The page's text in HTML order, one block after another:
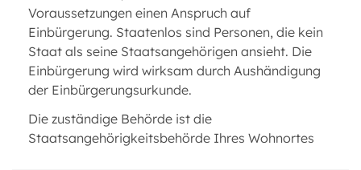
Voraussetzungen einen Anspruch auf
Einbürgerung. Staatenlos sind Personen, die kein
Staat als seine Staatsangehörigen ansieht. Die
Einbürgerung wird wirksam durch Aushändigung
der Einbürgerungsurkunde.
Die zuständige Behörde ist die
Staatsangehörigkeitsbehörde Ihres Wohnortes